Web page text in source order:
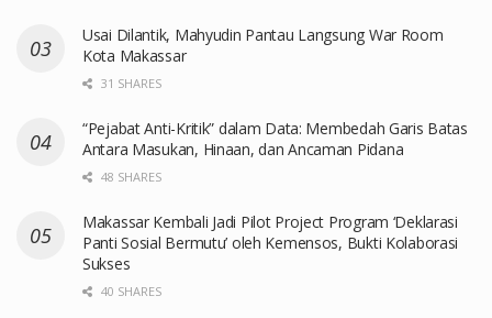
Usai Dilantik, Mahyudin Pantau Langsung War Room
Kota Makassar
31 SHARES
“Pejabat Anti-Kritik” dalam Data: Membedah Garis Batas
Antara Masukan, Hinaan, dan Ancaman Pidana
48 SHARES
Makassar Kembali Jadi Pilot Project Program ‘Deklarasi
Panti Sosial Bermutu’ oleh Kemensos, Bukti Kolaborasi
Sukses
40 SHARES